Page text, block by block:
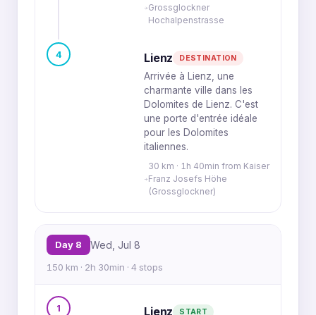
Grossglockner
Hochalpenstrasse
4 Lienz DESTINATION
Arrivée à Lienz, une
charmante ville dans les
Dolomites de Lienz. C'est
une porte d'entrée idéale
pour les Dolomites
italiennes.
30 km · 1h 40min from Kaiser
Franz Josefs Höhe
(Grossglockner)
Day 8 Wed, Jul 8
150 km · 2h 30min · 4 stops
1 Lienz START